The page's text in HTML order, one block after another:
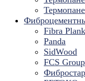
Fibra Plank
Panda
SidWood
FCS Group
Фибростар